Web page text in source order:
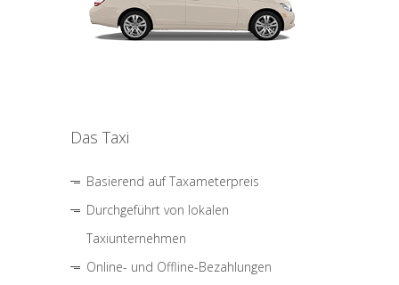
Das Taxi
Basierend auf Taxameterpreis
Durchgeführt von lokalen
Taxiunternehmen
Online- und Offline-Bezahlungen